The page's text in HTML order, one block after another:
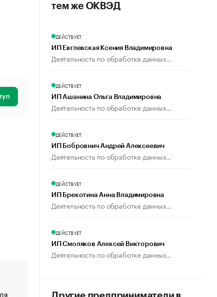
«От спорта тело стареет иначе». Как живет глава
тем же ОКВЭД
ДЕЙСТВУЕТ
ИП Евглевская Ксения Владимировна
Деятельность по обработке данных...
ДЕЙСТВУЕТ
ИП Ашанина Ольга Владимировна
Деятельность по обработке данных...
ДЕЙСТВУЕТ
ИП Бобровнич Андрей Алексеевич
Деятельность по обработке данных...
ДЕЙСТВУЕТ
ИП Брекотина Анна Владимировна
Деятельность по обработке данных...
ДЕЙСТВУЕТ
ИП Смоляков Алексей Викторович
Деятельность по обработке данных...